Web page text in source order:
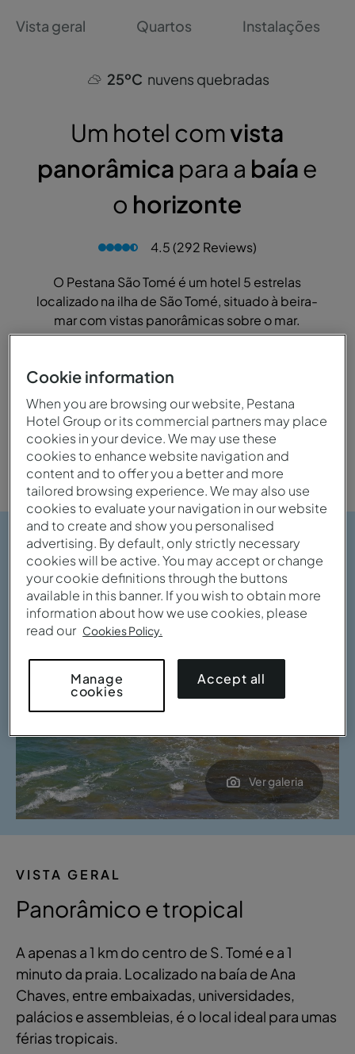
Vista geral Quartos Instalações
25ºC nuvens quebradas
Um hotel comvista
panorâmica para a baíae
o horizonte
4.5 (292 Reviews)
O Pestana São Tomé é um hotel 5 estrelas
localizado na ilha de São Tomé, situado à beira-
mar com vistas panorâmicas sobre o mar.
Frente mar Família
Ver galeria
VISTA GERAL
Panorâmico e tropical
A apenas a 1 km do centro de S. Tomé e a 1
minuto da praia. Localizado na baía de Ana
Chaves, entre embaixadas, universidades,
palácios e assembleias, é o local ideal para umas
férias tropicais.
Cookie information
When you are browsing our website, Pestana
Hotel Group or its commercial partners may place
cookies in your device. We may use these
cookies to enhance website navigation and
content and to offer you a better and more
tailored browsing experience. We may also use
cookies to evaluate your navigation in our website
and to create and show you personalised
advertising. By default, only strictly necessary
cookies will be active. You may accept or change
your cookie definitions through the buttons
available in this banner. If you wish to obtain more
information about how we use cookies, please
read our Cookies Policy.
Manage
cookies
Accept all